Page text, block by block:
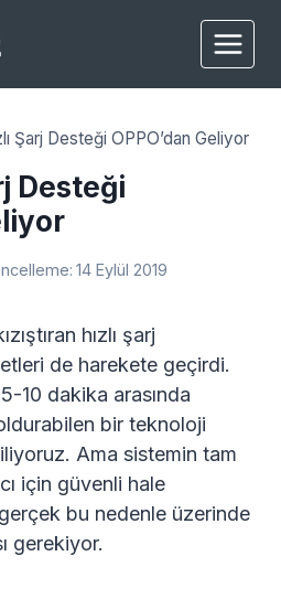
Şarj Desteği OPPO’dan Geliyor
Desteği
14 Eylül 2019
hızlı şarj
de harekete geçirdi.
10 dakika arasında
bir teknoloji
Ama sistemin tam
için güvenli hale
bu nedenle üzerinde
gerekiyor.